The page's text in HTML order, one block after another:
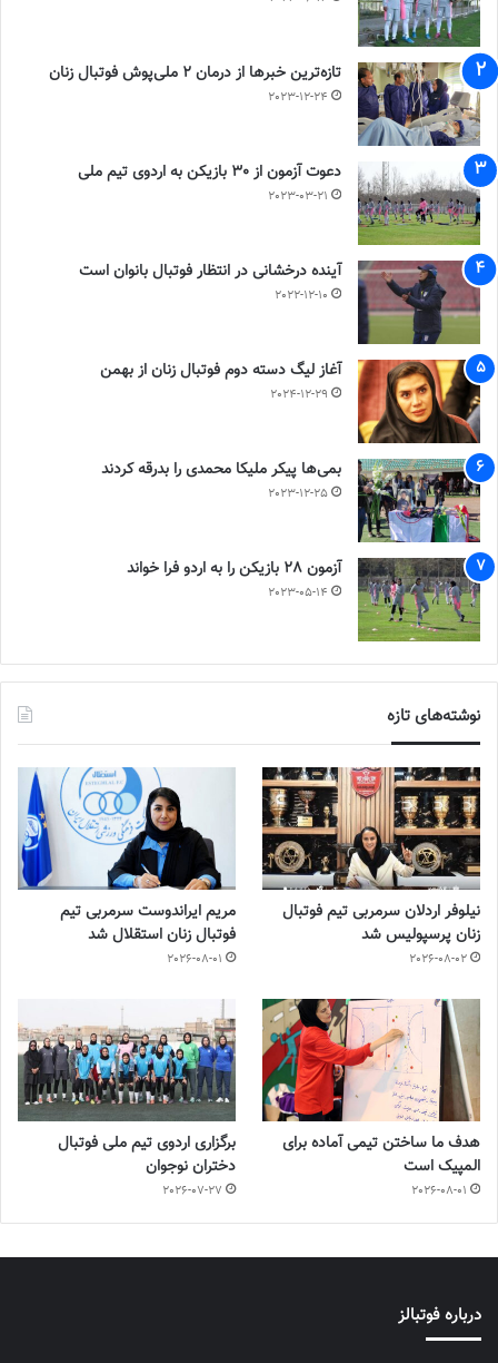
تازه‌ترین خبرها از درمان ۲ ملی‌پوش فوتبال زنان
2023-12-24
دعوت آزمون از 30 بازیکن به اردوی تیم ملی
2023-03-21
آینده درخشانی در انتظار فوتبال بانوان است
2022-12-10
آغاز لیگ دسته دوم فوتبال زنان از بهمن
2024-12-29
بمی‌ها پیکر ملیکا محمدی را بدرقه کردند
2023-12-25
آزمون 28 بازیکن را به اردو فرا خواند
2023-05-14
نوشته‌های تازه
نیلوفر اردلان سرمربی تیم فوتبال
زنان پرسپولیس شد
2026-08-02
مریم ایراندوست سرمربی تیم
فوتبال زنان استقلال شد
2026-08-01
هدف ما ساختن تیمی آماده برای
المپیک است
2026-08-01
برگزاری اردوی تیم ملی فوتبال
دختران نوجوان
2026-07-27
درباره فوتبالز